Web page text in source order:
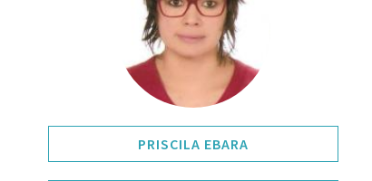
PRISCILA EBARA